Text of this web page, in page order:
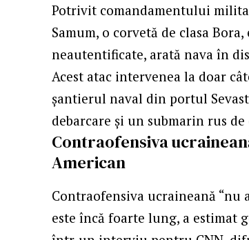
Potrivit comandamentului
Samum, o corvetă de clasa
neautentificate, arată nava în
Acest atac intervenea la doar
șantierul naval din portul
debarcare și un submarin rus de
Contraofensiva
American
Contraofensiva ucraineană
este încă foarte lung, a estimat